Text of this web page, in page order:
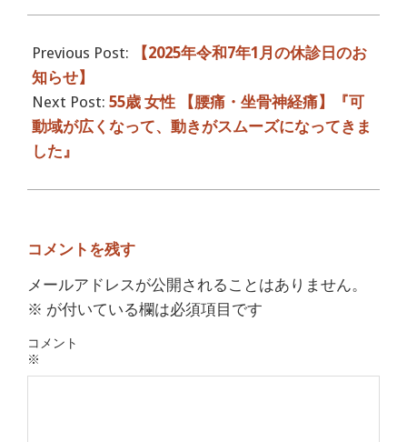
01-
30
Previous Post:
【2025年令和7年1月の休診日のお
知らせ】
Next Post: 55歳 女性 【腰痛・坐骨神経痛】『可
動域が広くなって、動きがスムーズになってきま
した』
コメントを残す
メールアドレスが公開されることはありません。
※ が付いている欄は必須項目です
コメント
※